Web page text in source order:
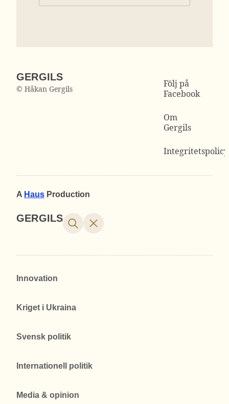
GERGILS
© Håkan Gergils
Följ på
Facebook
Om
Gergils
Integritetspolicy
A Haus Production
GERGILS
Innovation
Kriget i Ukraina
Svensk politik
Internationell politik
Media & opinion